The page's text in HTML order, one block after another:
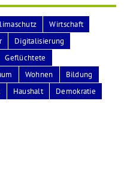
Wirtschaft
Digitalisierung
Geflüchtete
Wohnen
Bildung
Haushalt
Demokratie